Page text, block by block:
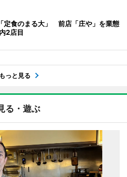
定食のまる大」 前店「庄や」を業態
2店目
もっと見る
る・遊ぶ